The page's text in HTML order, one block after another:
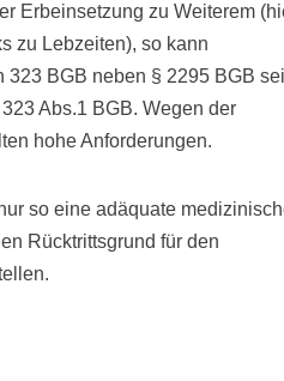
Erbeinsetzung zu Weiterem
zu Lebzeiten), so kann
BGB neben § 2295 BGB
Abs.1 BGB. Wegen der
hohe Anforderungen.
so eine adäquate
Rücktrittsgrund für den